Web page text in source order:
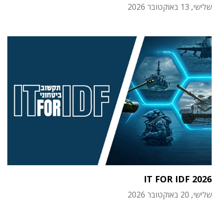
שלישי, 13 באוקטובר 2026
IT FOR IDF 2026
שלישי, 20 באוקטובר 2026